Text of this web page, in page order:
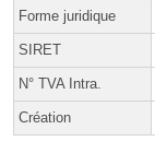
Forme juridique
SIRET
N° TVA Intra.
Création